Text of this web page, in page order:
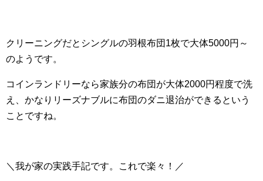
クリーニングだとシングルの羽根布団1枚で大体5000円～
のようです。
コインランドリーなら家族分の布団が大体2000円程度で洗
え、かなりリーズナブルに布団のダニ退治ができるという
ことですね。
＼我が家の実践手記です。これで楽々！／